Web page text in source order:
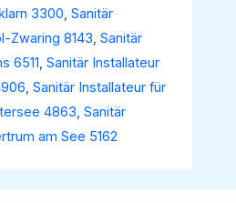
3300,Sanitär
Zwaring 8143,Sanitär
6511,Sanitär Installateur
,Sanitär Installateur für
4863,Sanitär
am See 5162